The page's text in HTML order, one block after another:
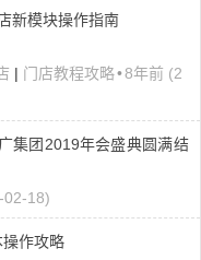
新模块操作指南
| 门店教程攻略•8年前 (2
集团2019年会盛典圆满结
02-18)
作攻略